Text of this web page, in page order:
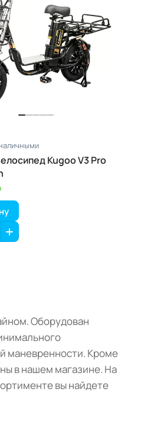
Kugoo V3 Pro
Оборудован
маневренности. Кроме
в нашем магазине. На
вы найдете